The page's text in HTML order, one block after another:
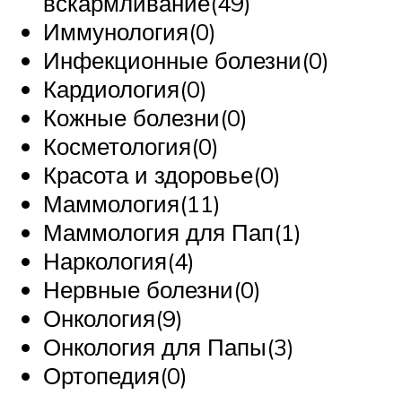
Иммунология(0)
Инфекционные болезни(0)
Кардиология(0)
Кожные болезни(0)
Косметология(0)
Красота и здоровье(0)
Маммология(11)
Маммология для Пап(1)
Наркология(4)
Нервные болезни(0)
Онкология(9)
Онкология для Папы(3)
Ортопедия(0)